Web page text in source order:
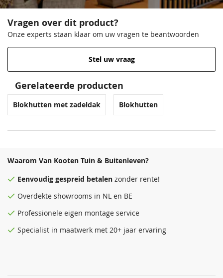
Vragen over dit product?
Onze experts staan klaar om uw vragen te beantwoorden
Stel uw vraag
Gerelateerde producten
Blokhutten met zadeldak Blokhutten
Waarom Van Kooten Tuin & Buitenleven?
Eenvoudig gespreid betalen zonder rente!
Overdekte showrooms in NL en BE
Professionele eigen montage service
Specialist in maatwerk met 20+ jaar ervaring